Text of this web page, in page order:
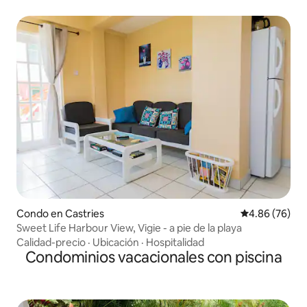
Condo en Castries Calificación
4.86 (76)
Sweet Life Harbour View, Vigie - a pie de la playa
Calidad-precio · Ubicación · Hospitalidad
Condominios vacacionales con piscina